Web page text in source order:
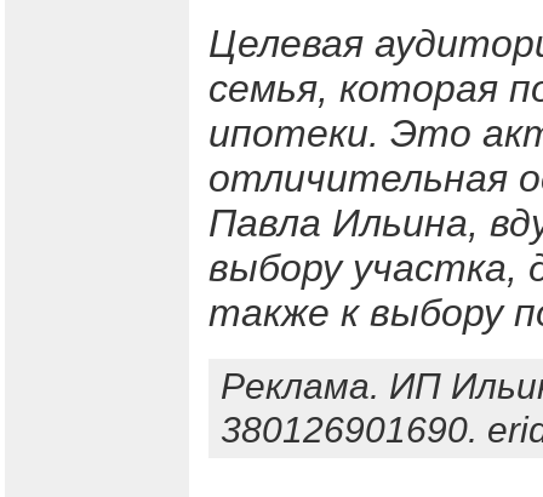
Целевая
семья, которая
ипотеки. Это
отличительная
Павла Ильина,
выбору участка,
также к выбору
Реклама. ИП
380126901690.